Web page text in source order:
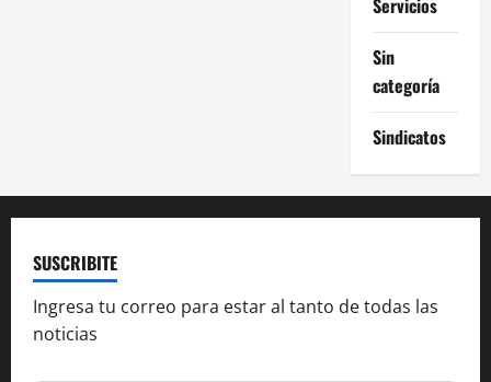
Sin
categoría
Sindicatos
SUSCRIBITE
Ingresa tu correo para estar al tanto de todas las
noticias